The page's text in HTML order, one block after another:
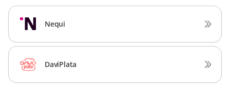
Nequi
DaviPlata